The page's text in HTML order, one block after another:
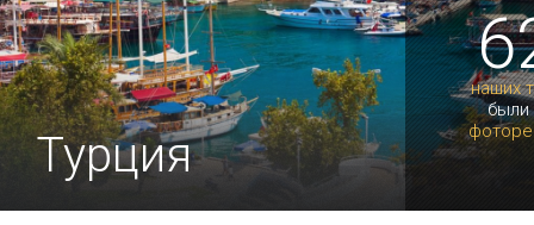
наших
были
Турция